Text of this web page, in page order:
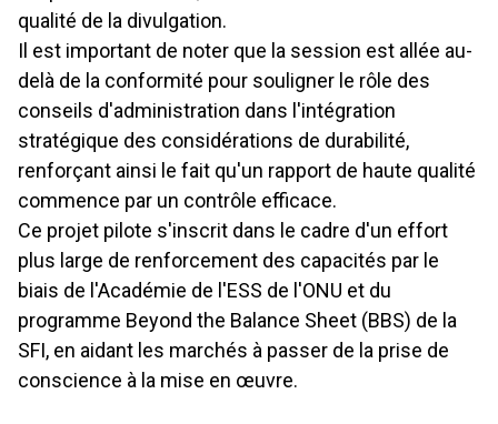
qualité de la divulgation.
Il est important de noter que la session est allée au-
delà de la conformité pour souligner le rôle des
conseils d'administration dans l'intégration
stratégique des considérations de durabilité,
renforçant ainsi le fait qu'un rapport de haute qualité
commence par un contrôle efficace.
Ce projet pilote s'inscrit dans le cadre d'un effort
plus large de renforcement des capacités par le
biais de l'Académie de l'ESS de l'ONU et du
programme Beyond the Balance Sheet (BBS) de la
SFI, en aidant les marchés à passer de la prise de
conscience à la mise en œuvre.